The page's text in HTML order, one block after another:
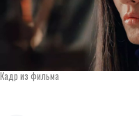
Кадр из фильма